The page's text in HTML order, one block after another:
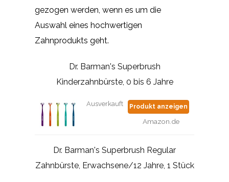
gezogen werden, wenn es um die
Auswahl eines hochwertigen
Zahnprodukts geht.
Dr. Barman's Superbrush
Kinderzahnbürste, 0 bis 6 Jahre
Ausverkauft Produkt anzeigen
Amazon.de
Dr. Barman's Superbrush Regular
Zahnbürste, Erwachsene/12 Jahre, 1 Stück